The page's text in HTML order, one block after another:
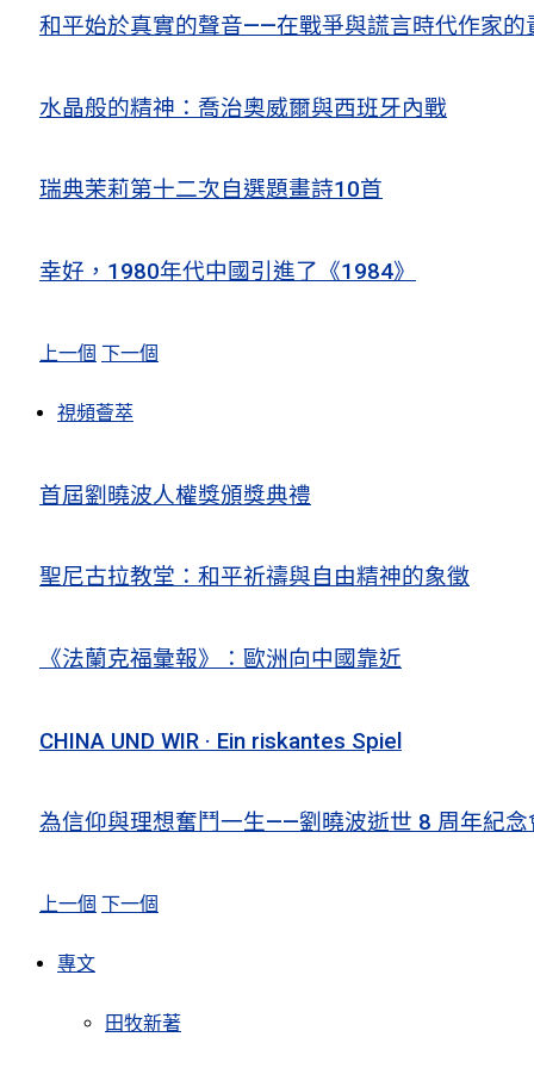
和平始於真實的聲音——在戰爭與謊言時代作家的
水晶般的精神：喬治奧威爾與西班牙內戰
瑞典茉莉第十二次自選題畫詩10首
幸好，1980年代中國引進了《1984》
上一個 下一個
視頻薈萃
首屆劉曉波人權獎頒獎典禮
聖尼古拉教堂：和平祈禱與自由精神的象徵
《法蘭克福彙報》：歐洲向中國靠近
CHINA UND WIR · Ein riskantes Spiel
為信仰與理想奮鬥一生——劉曉波逝世 8 周年紀念
上一個 下一個
專文
田牧新著